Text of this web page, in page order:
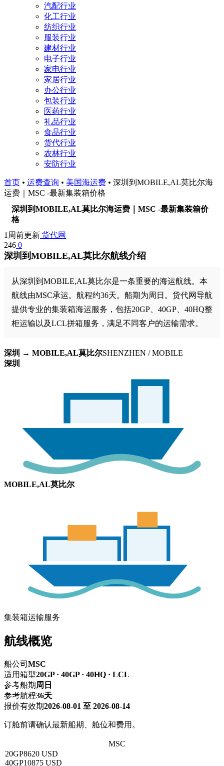
汽配行业
化工行业
纺织行业
服装行业
建材行业
电子行业
家电行业
家居行业
办公行业
包装行业
医药行业
礼品行业
食品行业
货代行业
农林行业
安防行业
首页 • 运费查询 • 美国海运费 • 深圳到MOBILE,AL莫比尔海
运费｜MSC -最新集装箱价格
深圳到MOBILE,AL莫比尔海运费｜MSC -最新集装箱价
格
1周前更新 货代网
246 0
深圳到MOBILE,AL莫比尔航线介绍
从深圳到MOBILE,AL莫比尔是一条重要的海运航线。本
航线由MSC承运。航程约36天。船期为周日。货代网导航
提供专业的集装箱海运服务，包括20GP、40GP、40HQ整
柜运输以及LCL拼箱服务，满足不同客户的运输需求。
深圳 → MOBILE,AL莫比尔SHENZHEN / MOBILE
深圳
MOBILE,AL莫比尔
集装箱运输服务
航线概览
船公司 MSC
适用箱型20GP · 40GP · 40HQ · LCL
参考船期 周日
参考航程36天
报价有效期2026-08-01 至 2026-08-14
订舱前请确认最新船期、舱位和费用。
MSC
20GP8620 USD
40GP10875 USD